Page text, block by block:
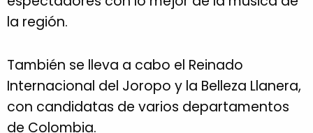
la región.
También se lleva a cabo el Reinado
Internacional del Joropo y la Belleza Llanera,
con candidatas de varios departamentos
de Colombia.